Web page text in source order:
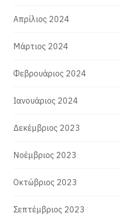
Απρίλιος 2024
Μάρτιος 2024
Φεβρουάριος 2024
Ιανουάριος 2024
Δεκέμβριος 2023
Νοέμβριος 2023
Οκτώβριος 2023
Σεπτέμβριος 2023